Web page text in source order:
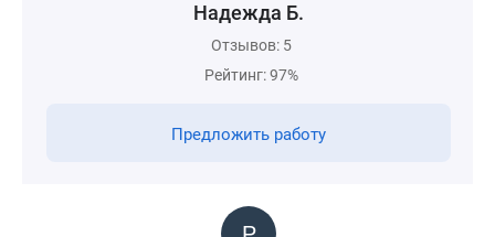
Надежда Б.
Отзывов: 5
Рейтинг: 97%
Предложить работу